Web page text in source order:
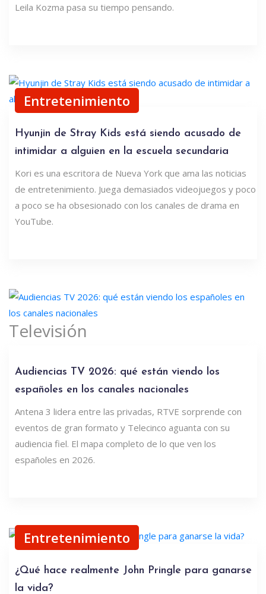
Leila Kozma pasa su tiempo pensando.
Entretenimiento
Hyunjin de Stray Kids está siendo acusado de
intimidar a alguien en la escuela secundaria
Kori es una escritora de Nueva York que ama las noticias
de entretenimiento. Juega demasiados videojuegos y poco
a poco se ha obsesionado con los canales de drama en
YouTube.
Televisión
Audiencias TV 2026: qué están viendo los
españoles en los canales nacionales
Antena 3 lidera entre las privadas, RTVE sorprende con
eventos de gran formato y Telecinco aguanta con su
audiencia fiel. El mapa completo de lo que ven los
españoles en 2026.
Entretenimiento
¿Qué hace realmente John Pringle para ganarse
la vida?